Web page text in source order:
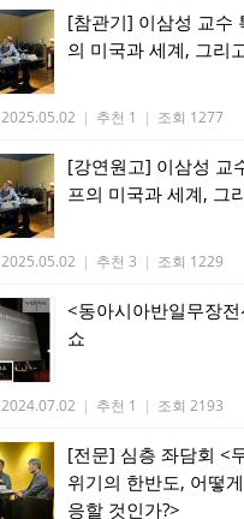
[참관기] 이삼성 교수
의 미국과 세계, 그리
2025.05.02 | 추천 1 | 조회 1277
[강연원고] 이삼성 교
프의 미국과 세계, 그
2025.05.02 | 추천 3 | 조회 1229
<동아시아반일무장
쇼
2024.07.02 | 추천 1 | 조회 2193
[전문] 심층 좌담회 <
위기의 한반도, 어떻
응할 것인가?>